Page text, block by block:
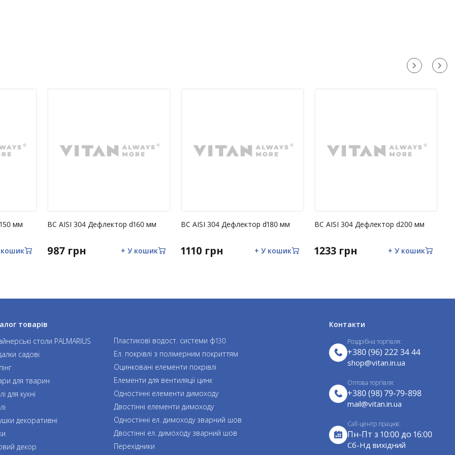
сили (пожежа, блискавка, повінь,
мм ВС AISI 304 Дефлектор d160 мм
987 грн + У кошик
ВС AISI 304 Дефлектор d180 мм
1110 грн + У кошик
ВС AISI 304 Дефлектор d200 мм
1233 грн + У кошик
товарів
столи PALMARIUS
садові
для тварин
для кухні
декоративні
декор
Пластикові водост. системи ф130
Ел. покрівлі з полімерним покриттям
Оцинковані елементи покрівлі
Елементи для вентиляції цинк
Одностінні елементи димоходу
Двостінні елементи димоходу
Одностінні ел. димоходу зварний шов
Двостінні ел. димоходу зварний шов
Перехідники
Контакти
Роздрібна торгівля:
+380 (96) 222 34 44
shop@vitan.in.ua
Оптова торгівля:
+380 (98) 79-79-898
mail@vitan.in.ua
Call-центр працює:
Пн-Пт з 10:00 до 16:00
Cб-Нд вихідний